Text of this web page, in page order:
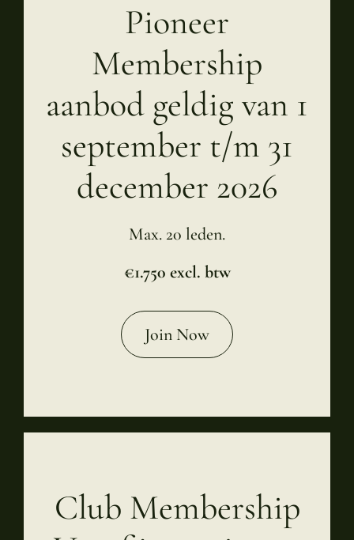
Pioneer
Membership
aanbod geldig van 1
september t/m 31
december 2026
Max. 20 leden.
€1.750 excl. btw
Join Now
Club Membership